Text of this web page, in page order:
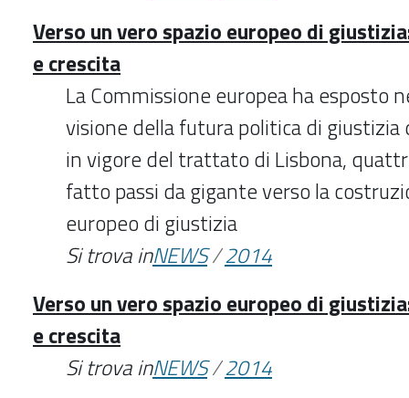
Verso un vero spazio europeo di
e crescita
La Commissione europea ha esposto
visione della futura politica di giustizia
in vigore del trattato di Lisbona,
fatto passi da gigante verso la
europeo di giustizia
Si trova inNEWS/2014
Verso un vero spazio europeo di
e crescita
Si trova inNEWS/2014